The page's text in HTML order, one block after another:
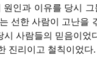
인과 이유를 당시
선한 사람이 고난을
사람들의 믿음이
진리이고 철칙이었다.